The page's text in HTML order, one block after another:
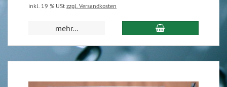
inkl. 19 % USt zzgl. Versandkosten
mehr...